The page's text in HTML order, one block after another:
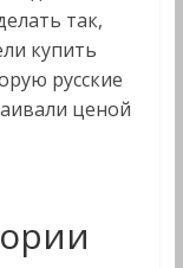
так,
купить
русские
ценой